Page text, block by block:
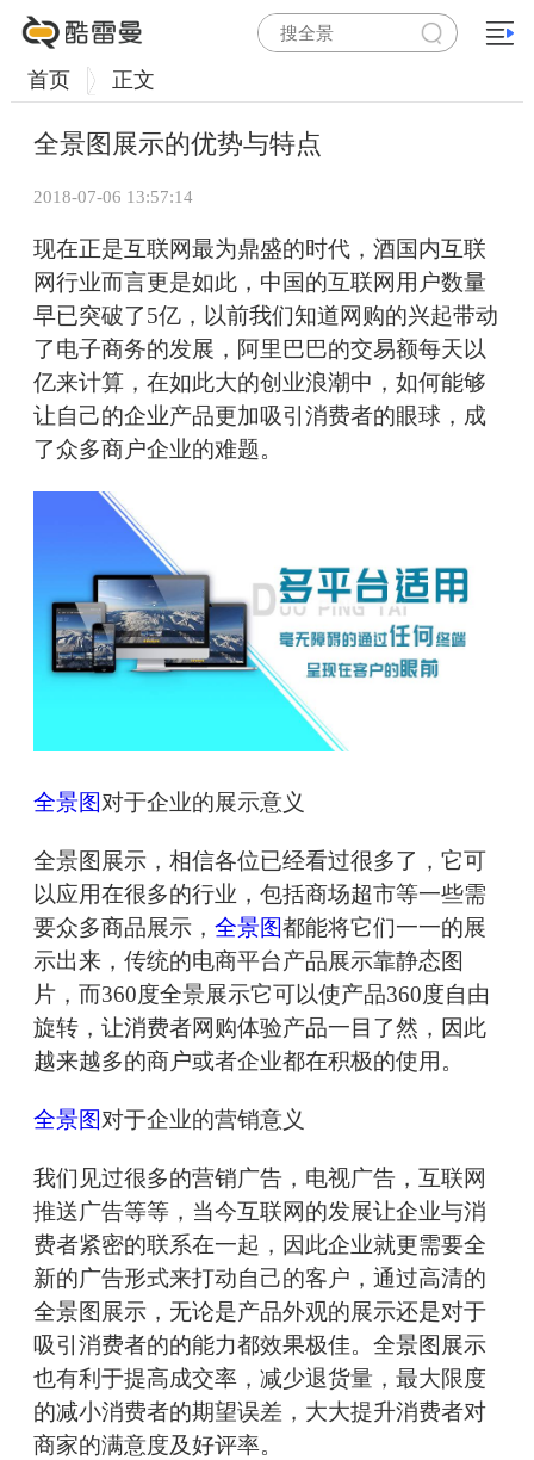
首页 正文
全景图展示的优势与特点
2018-07-06 13:57:14
现在正是互联网最为鼎盛的时代，酒国内互联
网行业而言更是如此，中国的互联网用户数量
早已突破了5亿，以前我们知道网购的兴起带动
了电子商务的发展，阿里巴巴的交易额每天以
亿来计算，在如此大的创业浪潮中，如何能够
让自己的企业产品更加吸引消费者的眼球，成
了众多商户企业的难题。
全景图对于企业的展示意义
全景图展示，相信各位已经看过很多了，它可
以应用在很多的行业，包括商场超市等一些需
要众多商品展示， 全景图都能将它们一一的展
示出来，传统的电商平台产品展示靠静态图
片，而360度全景展示它可以使产品360度自由
旋转，让消费者网购体验产品一目了然，因此
越来越多的商户或者企业都在积极的使用。
全景图对于企业的营销意义
我们见过很多的营销广告，电视广告，互联网
推送广告等等，当今互联网的发展让企业与消
费者紧密的联系在一起，因此企业就更需要全
新的广告形式来打动自己的客户，通过高清的
全景图展示，无论是产品外观的展示还是对于
吸引消费者的的能力都效果极佳。全景图展示
也有利于提高成交率，减少退货量，最大限度
的减小消费者的期望误差，大大提升消费者对
商家的满意度及好评率。